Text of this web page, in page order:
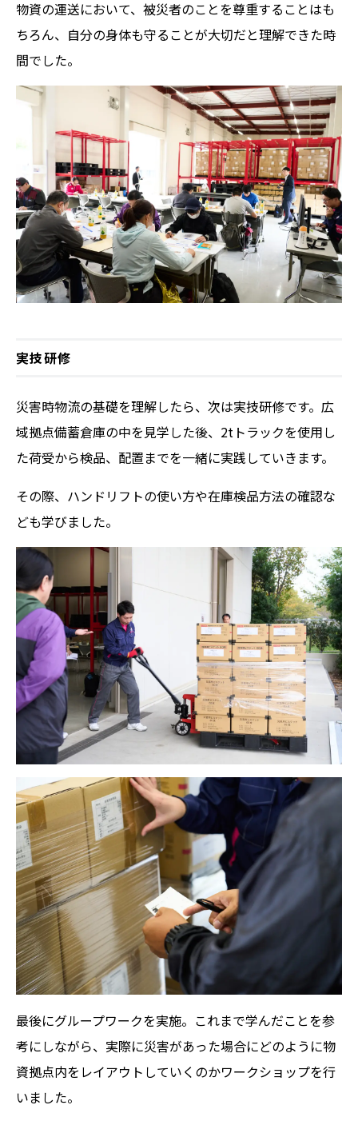
物資の運送において、被災者のことを尊重することはも
ちろん、自分の身体も守ることが大切だと理解できた時
間でした。
実技研修
災害時物流の基礎を理解したら、次は実技研修です。広
域拠点備蓄倉庫の中を見学した後、2tトラックを使用し
た荷受から検品、配置までを一緒に実践していきます。
その際、ハンドリフトの使い方や在庫検品方法の確認な
ども学びました。
最後にグループワークを実施。これまで学んだことを参
考にしながら、実際に災害があった場合にどのように物
資拠点内をレイアウトしていくのかワークショップを行
いました。